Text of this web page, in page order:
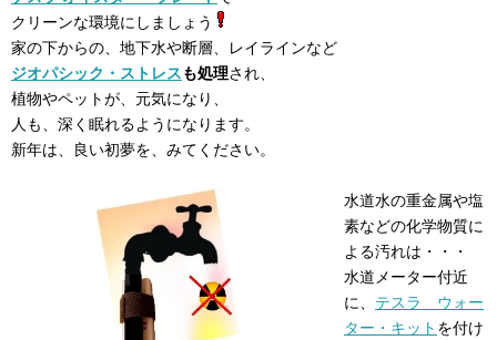
クリーンな環境にしましょう
家の下からの、地下水や断層、レイラインなど
ジオパシック・ストレスも処理され、
植物やペットが、元気になり、
人も、深く眠れるようになります。
新年は、良い初夢を、みてください。
水道水の重金属や塩
素などの化学物質に
よる汚れは・・・
水道メーター付近
に、 テスラ ウォー
ター・キット を付け